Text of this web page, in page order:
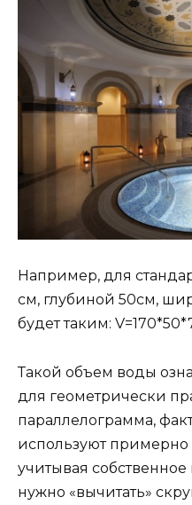
Например, для
см, глубиной 50см,
будет таким:
Такой объем воды
для геометрически
параллелограмма,
используют
учитывая
нужно «вычитать»